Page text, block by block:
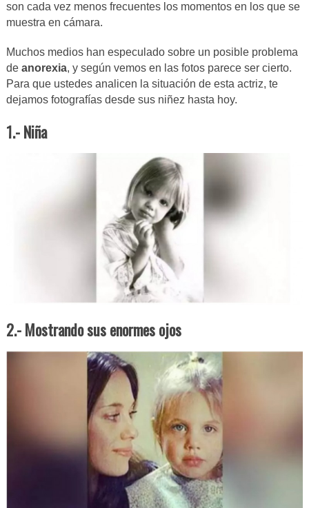
son cada vez menos frecuentes los momentos en los que se
muestra en cámara.
Muchos medios han especulado sobre un posible problema
de anorexia, y según vemos en las fotos parece ser cierto.
Para que ustedes analicen la situación de esta actriz, te
dejamos fotografías desde sus niñez hasta hoy.
1.- Niña
2.- Mostrando sus enormes ojos